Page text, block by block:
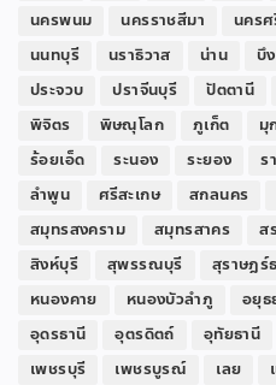
นครพนม
นครราชสีมา นครศ
นนทบุรี
นราธิวาส น่าน บึ
ประจวบ
ปราจีนบุรี ปัตตานี
พิจิตร
พิษณุโลก ภูเก็ต มุ
ร้อยเอ็ด
ระนอง ระยอง ร
ลำพูน
ศรีสะเกษ สกลนคร
สมุทรสงคราม
สมุทรสาคร ส
สิงห์บุรี
สุพรรณบุรี สุราษฎร์
หนองคาย
หนองบัวลำภู อยุธ
อุดรธานี
อุตรดิตถ์ อุทัยธานี
เพชรบุรี
เพชรบูรณ์ เลย